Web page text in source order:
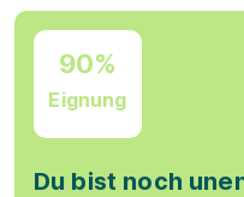
90%
Eignung
Du bist noch